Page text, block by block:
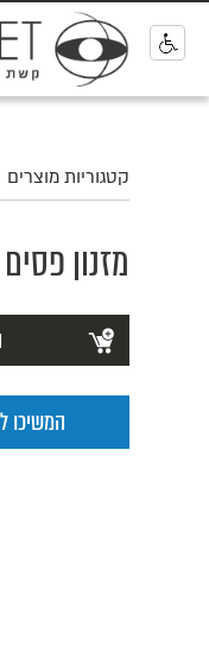
קטגוריות מוצרים
מזנון
המשיכו